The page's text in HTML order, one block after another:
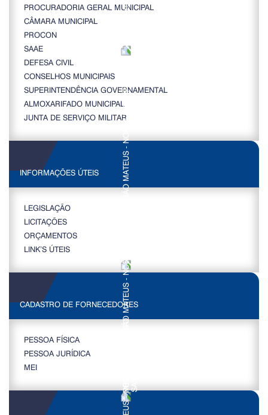
PROCURADORIA GERAL MUNICIPAL
CÂMARA MUNICIPAL
PROCON
SAAE
DEFESA CIVIL
CONSELHOS MUNICIPAIS
SUPERINTENDÊNCIA GOVERNAMENTAL
ALMOXARIFADO MUNICIPAL
JUNTA DE SERVIÇO MILITAR
INFORMAÇÕES ÚTEIS
LEGISLAÇÃO
LICITAÇÕES
ORÇAMENTOS
LINK’S ÚTEIS
CADASTRO DE FORNECEDORES
PESSOA FÍSICA
PESSOA JURÍDICA
MEI